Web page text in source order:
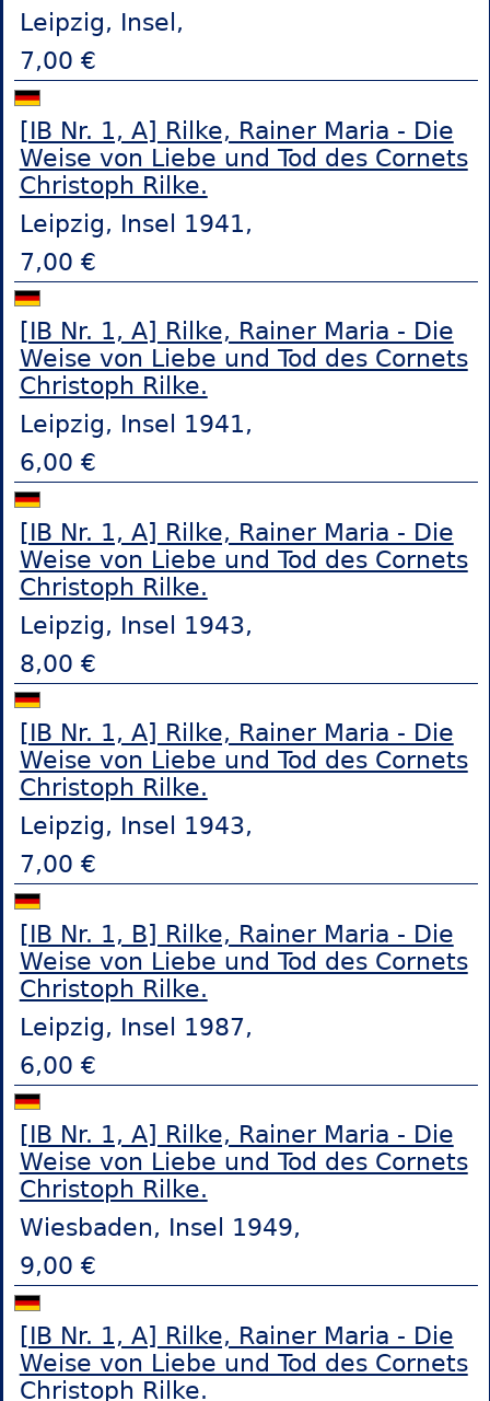
Leipzig, Insel,
7,00 €
[IB Nr. 1, A] Rilke, Rainer Maria - Die
Weise von Liebe und Tod des Cornets
Christoph Rilke.
Leipzig, Insel 1941,
7,00 €
[IB Nr. 1, A] Rilke, Rainer Maria - Die
Weise von Liebe und Tod des Cornets
Christoph Rilke.
Leipzig, Insel 1941,
6,00 €
[IB Nr. 1, A] Rilke, Rainer Maria - Die
Weise von Liebe und Tod des Cornets
Christoph Rilke.
Leipzig, Insel 1943,
8,00 €
[IB Nr. 1, A] Rilke, Rainer Maria - Die
Weise von Liebe und Tod des Cornets
Christoph Rilke.
Leipzig, Insel 1943,
7,00 €
[IB Nr. 1, B] Rilke, Rainer Maria - Die
Weise von Liebe und Tod des Cornets
Christoph Rilke.
Leipzig, Insel 1987,
6,00 €
[IB Nr. 1, A] Rilke, Rainer Maria - Die
Weise von Liebe und Tod des Cornets
Christoph Rilke.
Wiesbaden, Insel 1949,
9,00 €
[IB Nr. 1, A] Rilke, Rainer Maria - Die
Weise von Liebe und Tod des Cornets
Christoph Rilke.